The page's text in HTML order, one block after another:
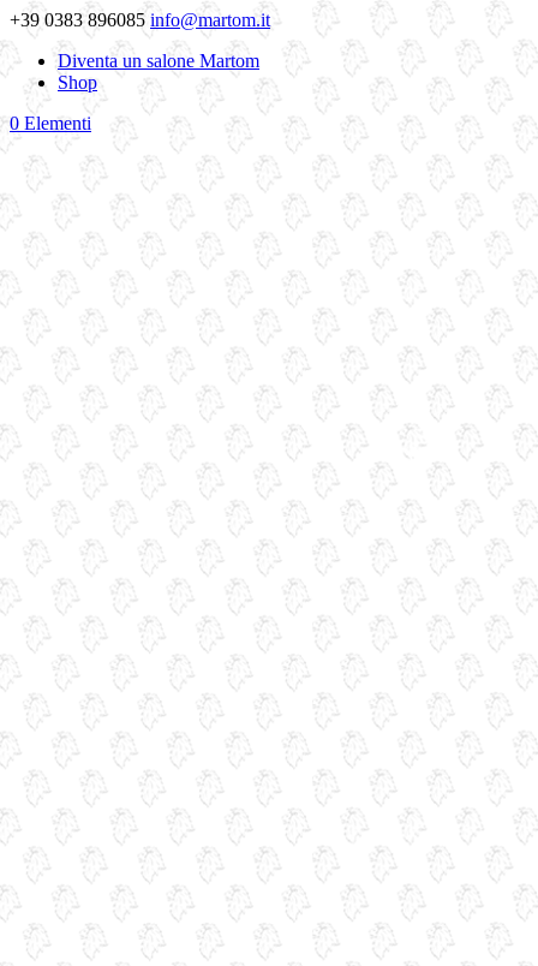
+39 0383 896085 info@martom.it
Diventa un salone Martom
Shop
0 Elementi